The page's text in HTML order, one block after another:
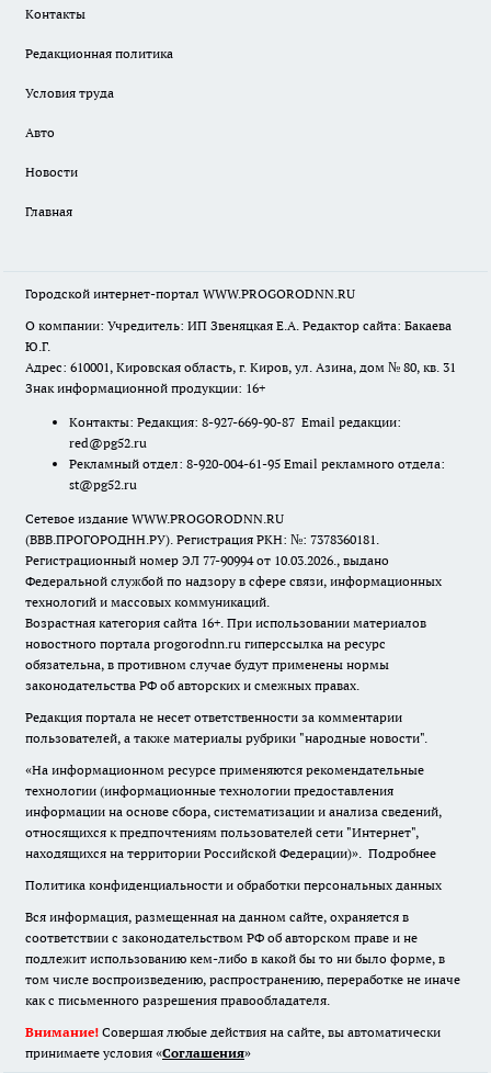
Контакты
Редакционная политика
Условия труда
Авто
Новости
Главная
Городской интернет-портал WWW.PROGORODNN.RU
О компании: Учредитель: ИП Звеняцкая Е.А. Редактор сайта: Бакаева
Ю.Г.
Адрес: 610001, Кировская область, г. Киров, ул. Азина, дом № 80, кв. 31
Знак информационной продукции: 16+
Контакты: Редакция: 8-927-669-90-87 Email редакции:
red@pg52.ru
Рекламный отдел: 8-920-004-61-95 Email рекламного отдела:
st@pg52.ru
Сетевое издание WWW.PROGORODNN.RU
(ВВВ.ПРОГОРОДНН.РУ). Регистрация РКН: №: 7378360181.
Регистрационный номер ЭЛ 77-90994 от 10.03.2026., выдано
Федеральной службой по надзору в сфере связи, информационных
технологий и массовых коммуникаций.
Возрастная категория сайта 16+. При использовании материалов
новостного портала progorodnn.ru гиперссылка на ресурс
обязательна, в противном случае будут применены нормы
законодательства РФ об авторских и смежных правах.
Редакция портала не несет ответственности за комментарии
пользователей, а также материалы рубрики "народные новости".
«На информационном ресурсе применяются рекомендательные
технологии (информационные технологии предоставления
информации на основе сбора, систематизации и анализа сведений,
относящихся к предпочтениям пользователей сети "Интернет",
находящихся на территории Российской Федерации)». Подробнее
Политика конфиденциальности и обработки персональных данных
Вся информация, размещенная на данном сайте, охраняется в
соответствии с законодательством РФ об авторском праве и не
подлежит использованию кем-либо в какой бы то ни было форме, в
том числе воспроизведению, распространению, переработке не иначе
как с письменного разрешения правообладателя.
Внимание! Совершая любые действия на сайте, вы автоматически
принимаете условия «Cоглашения»